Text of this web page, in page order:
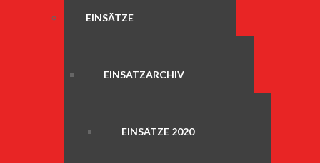
EINSÄTZE
EINSATZARCHIV
EINSÄTZE 2020